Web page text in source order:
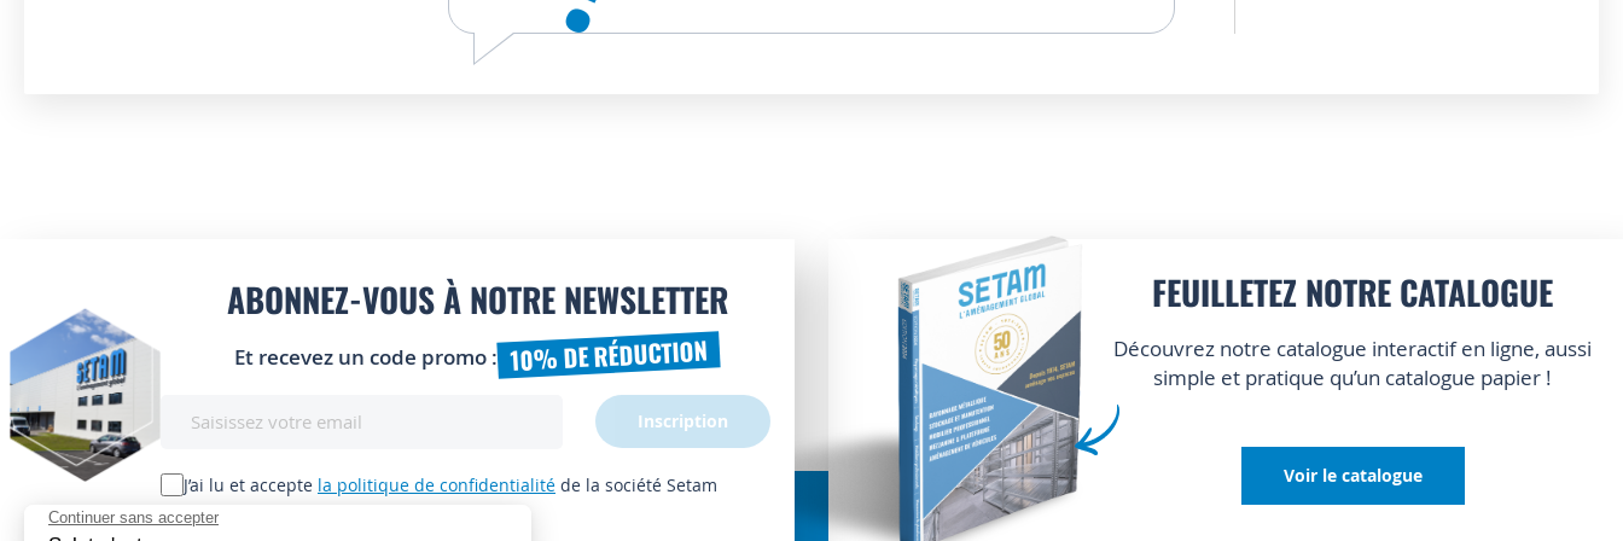
ABONNEZ-VOUS À NOTRE NEWSLETTER
Et recevez un code promo : 10% DE RÉDUCTION
lettre
d’information
:
J’ai lu et accepte la politique de confidentialité de la société Setam
Inscription
FEUILLETEZ NOTRE CATALOGUE
Découvrez notre catalogue interactif en ligne, aussi
simple et pratique qu’un catalogue papier !
Voir le catalogue